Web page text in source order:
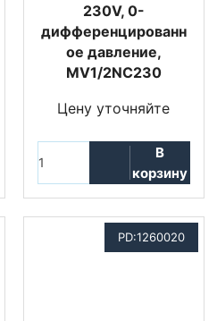
230V, 0-
дифференцированн
ое давление,
MV1/2NC230
Цену уточняйте
В
корзину
PD:1260020